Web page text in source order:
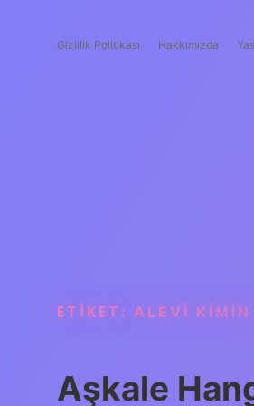
Gizlilik Politikası Hakkımızda
ETIKET: ALEVI KIMIN
Aşkale